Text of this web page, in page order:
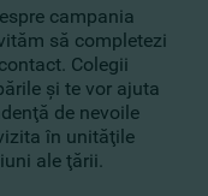
campania
să completezi
Colegii
şi te vor ajuta
de nevoile
în unităţile
ale ţării.